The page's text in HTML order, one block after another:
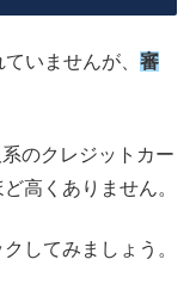
いませんが、 審
のクレジットカー
高くありません。
してみましょう。